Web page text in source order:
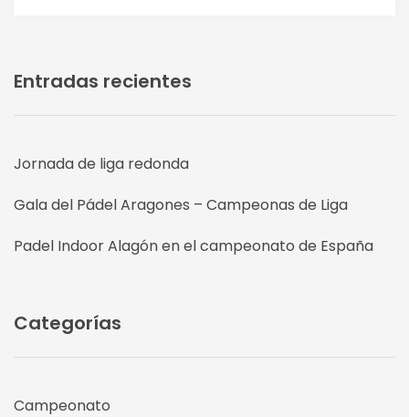
Entradas recientes
Jornada de liga redonda
Gala del Pádel Aragones – Campeonas de Liga
Padel Indoor Alagón en el campeonato de España
Categorías
Campeonato